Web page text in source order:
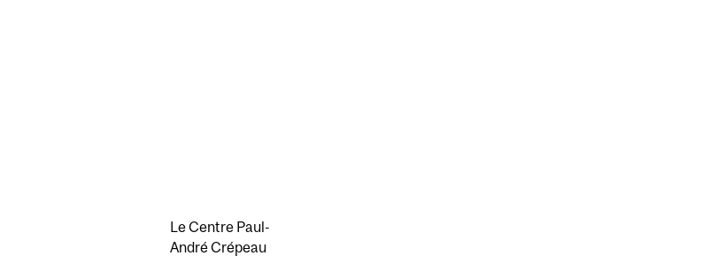
Le Centre Paul-
André Crépeau